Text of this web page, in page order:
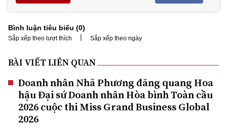
Bình luận tiêu biểu (0)
Sắp xếp theo lượt thích | Sắp xếp theo ngày
BÀI VIẾT LIÊN QUAN
Doanh nhân Nhã Phương đăng quang Hoa
hậu Đại sứ Doanh nhân Hòa bình Toàn cầu
2026 cuộc thi Miss Grand Business Global
2026